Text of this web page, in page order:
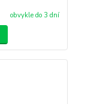
obvykle do 3 dní